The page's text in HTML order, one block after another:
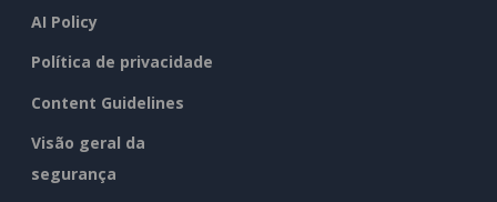
AI Policy
Política de privacidade
Content Guidelines
Visão geral da
segurança